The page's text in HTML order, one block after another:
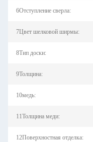
6Отступление сверла:
7Цвет шелковой ширмы:
8Тип доски:
9Толщина:
10медь:
11Толщина меди:
12Поверхностная отделка: